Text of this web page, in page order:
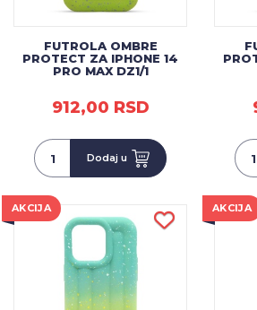
FUTROLA OMBRE
PROTECT ZA IPHONE 14
PRO MAX DZ1/1
912,00 RSD
Dodaj u
AKCIJA AKCIJA